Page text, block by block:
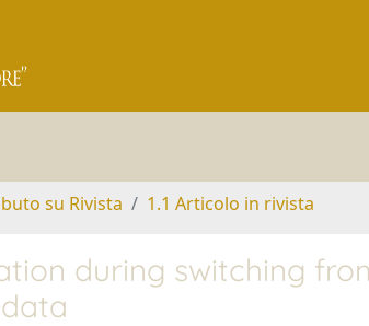
su Rivista 1.1 Articolo in rivista
during switching